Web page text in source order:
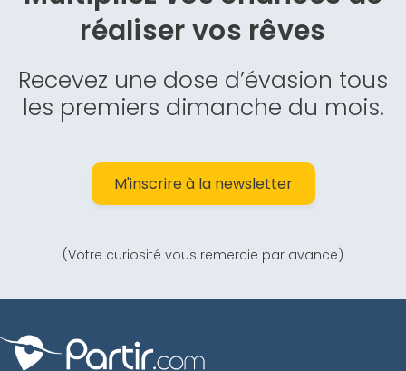
réaliser vos rêves
Recevez une dose d’évasion tous
les premiers dimanche du mois.
M'inscrire à la newsletter
(Votre curiosité vous remercie par avance)